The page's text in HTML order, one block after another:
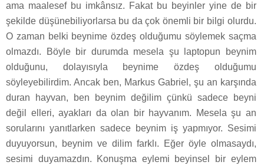
ama maalesef bu imkânsız. Fakat bu beyinler yine de bir
şekilde düşünebiliyorlarsa bu da çok önemli bir bilgi olurdu.
O zaman belki beynime özdeş olduğumu söylemek saçma
olmazdı. Böyle bir durumda mesela şu laptopun beynim
olduğunu, dolayısıyla beynime özdeş olduğumu
söyleyebilirdim. Ancak ben, Markus Gabriel, şu an karşında
duran hayvan, ben beynim değilim çünkü sadece beyni
değil elleri, ayakları da olan bir hayvanım. Mesela şu an
sorularını yanıtlarken sadece beynim iş yapmıyor. Sesimi
duyuyorsun, beynim ve dilim farklı. Eğer öyle olmasaydı,
sesimi duyamazdın. Konuşma eylemi beyinsel bir eylem